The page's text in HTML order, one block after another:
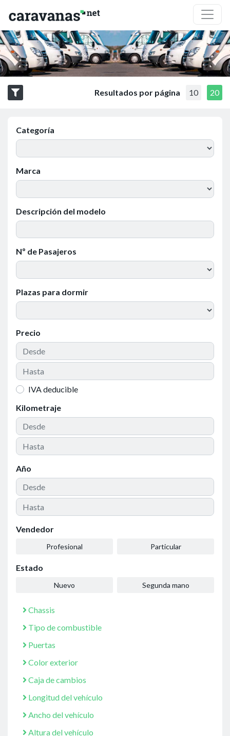
Resultados por página 10 20
Categoría
Marca
Descripción del modelo
Nº de Pasajeros
Plazas para dormir
Precio
IVA deducible
Kilometraje
Año
Vendedor
Profesional Particular
Estado
Nuevo Segunda mano
Chassis
Tipo de combustible
Puertas
Color exterior
Caja de cambios
Longitud del vehículo
Ancho del vehículo
Altura del vehículo